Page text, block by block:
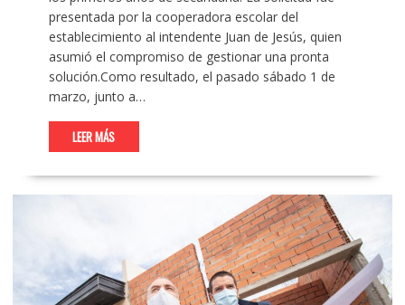
presentada por la cooperadora escolar del
establecimiento al intendente Juan de Jesús, quien
asumió el compromiso de gestionar una pronta
solución.Como resultado, el pasado sábado 1 de
marzo, junto a…
LEER MÁS